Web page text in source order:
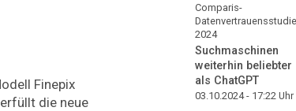
Finepix
die neue
Comparis-
Datenvertrauensstudie
2024
Suchmaschinen
weiterhin beliebter
als ChatGPT
03.10.2024 - 17:22 Uhr